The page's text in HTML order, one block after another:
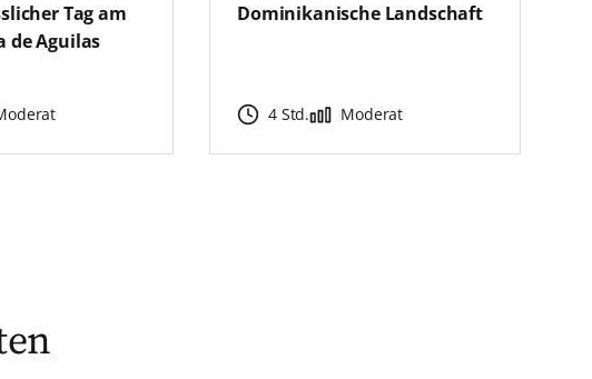
Tag am
de Aguilas
Dominikanische Landschaft
4 Std. Moderat